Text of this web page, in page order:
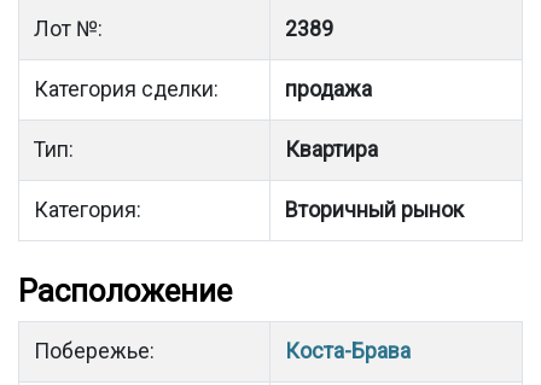
Лот №: 2389
Категория сделки: продажа
Тип: Квартира
Категория: Вторичный рынок
Расположение
Побережье: Коста-Брава